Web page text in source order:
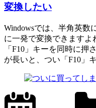
変換したい
Windowsでは、半角英数
に一発で変換できますよ
「F10」キーを同時に押
が長いと、つい「F10」